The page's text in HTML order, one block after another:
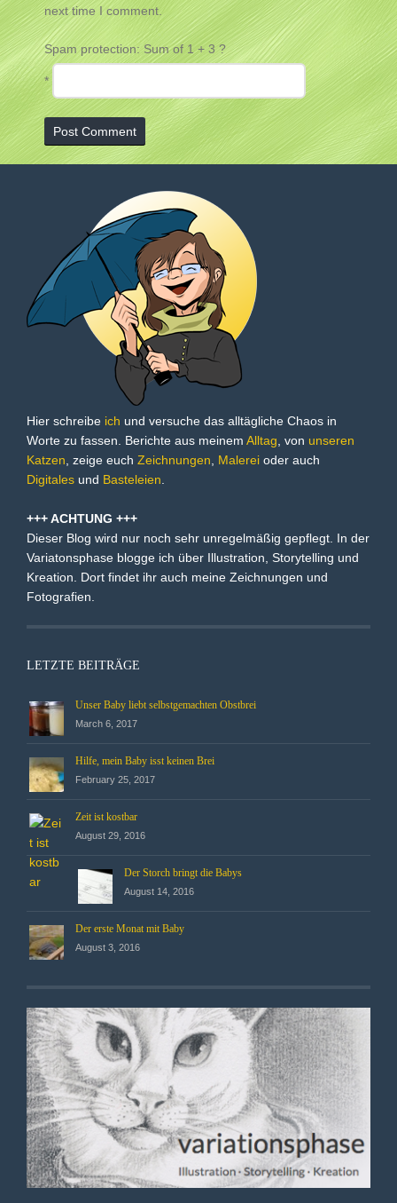
next time I comment.
Spam protection: Sum of 1 + 3 ?
*
Hier schreibe ich und versuche das alltägliche Chaos in
Worte zu fassen. Berichte aus meinem Alltag , von unseren
Katzen , zeige euch Zeichnungen Malerei oder auch
Digitales und Basteleien
+++ ACHTUNG +++
Dieser Blog wird nur noch sehr unregelmäßig gepflegt. In der
Variatonsphase blogge ich über Illustration, Storytelling und
Kreation. Dort findet ihr auch meine Zeichnungen und
Fotografien.
LETZTE BEITRÄGE
Unser Baby liebt selbstgemachten Obstbrei
March 6, 2017
Hilfe, mein Baby isst keinen Brei
February 25, 2017
Zeit ist kostbar
August 29, 2016
Der Storch bringt die Babys
August 14, 2016
Der erste Monat mit Baby
August 3, 2016